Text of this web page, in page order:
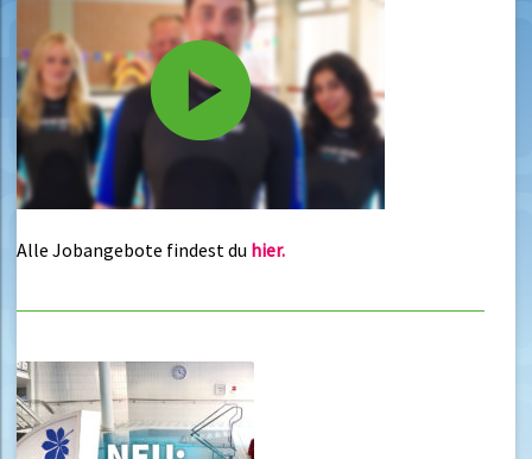
Alle Jobangebote findest du hier.